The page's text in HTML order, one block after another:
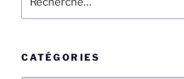
pour
CATÉGORIES